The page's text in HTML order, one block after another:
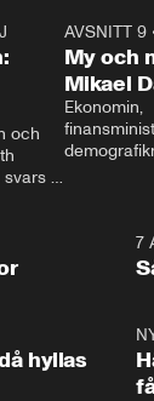
och
svars
AVSNITT 9
My och
Mikael
Ekonomin,
1:067
hyllas